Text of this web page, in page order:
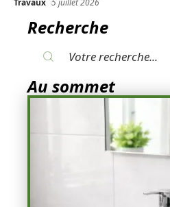
Recherche
Au sommet